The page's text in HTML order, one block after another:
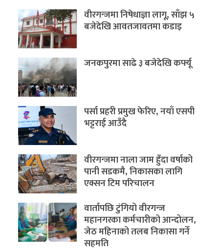
वीरगन्जमा निषेधाज्ञा लागू, साँझ ५
बजेदेखि आवतजावतमा कडाइ
जनकपुरमा साढे ३ बजेदेखि कर्फ्यू
पर्सा प्रहरी प्रमुख फेरिए, नयाँ एसपी
भट्टराई आउँदै
वीरगन्जमा नाला जाम हुँदा वर्षाको
पानी सडकमै, निकासका लागि
एक्सन टिम परिचालन
वार्तापछि टुंगियो वीरगन्ज
महानगरका कर्मचारीको आन्दोलन,
जेठ महिनाको तलब निकासा गर्ने
सहमति